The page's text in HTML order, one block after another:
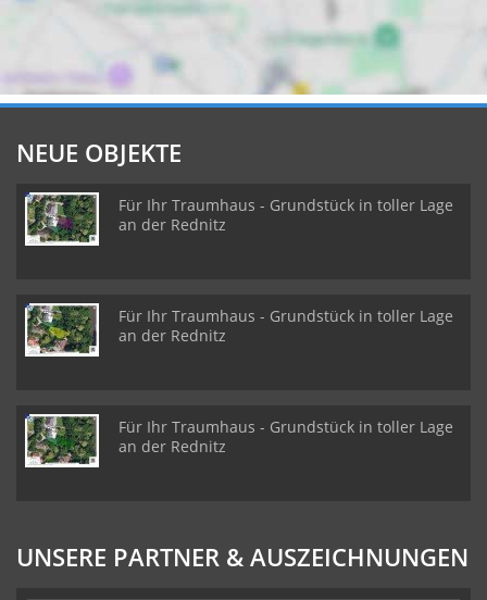
NEUE OBJEKTE
Für Ihr Traumhaus - Grundstück in toller Lage
an der Rednitz
Für Ihr Traumhaus - Grundstück in toller Lage
an der Rednitz
Für Ihr Traumhaus - Grundstück in toller Lage
an der Rednitz
UNSERE PARTNER & AUSZEICHNUNGEN